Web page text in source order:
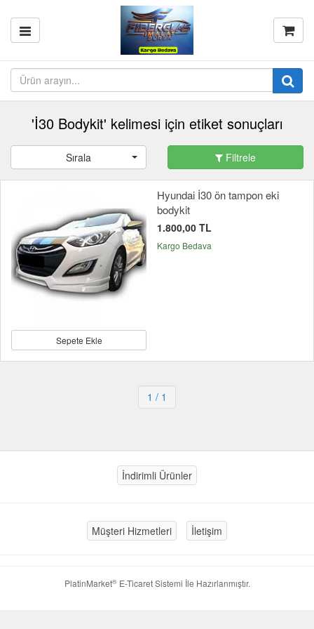
'İ30 Bodykit' kelimesi için etiket sonuçları
Sırala Filtrele
Sepete Ekle
Hyundai İ30 ön tampon eki
bodykit
1.800,00 TL
Kargo Bedava
1 / 1
İndirimli Ürünler
Müşteri Hizmetleri İletişim
PlatinMarket®E-Ticaret Sistemi İle Hazırlanmıştır.